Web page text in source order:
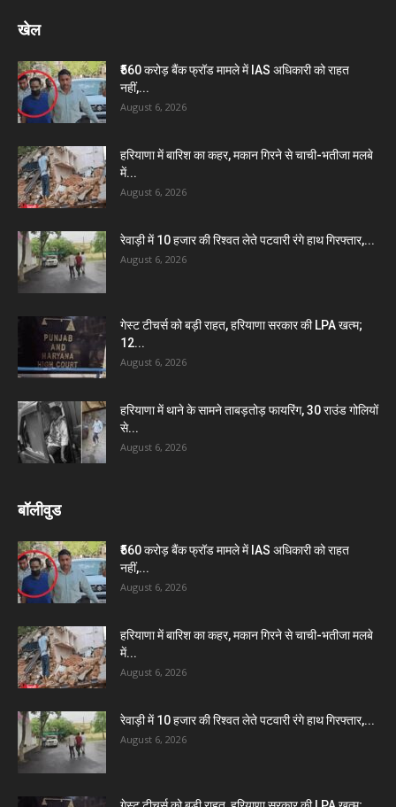
खेल
₹560 करोड़ बैंक फ्रॉड मामले में IAS अधिकारी को राहत
नहीं,...
August 6, 2026
हरियाणा में बारिश का कहर, मकान गिरने से चाची-भतीजा मलबे
में...
August 6, 2026
रेवाड़ी में 10 हजार की रिश्वत लेते पटवारी रंगे हाथ गिरफ्तार,...
August 6, 2026
गेस्ट टीचर्स को बड़ी राहत, हरियाणा सरकार की LPA खत्म;
12...
August 6, 2026
हरियाणा में थाने के सामने ताबड़तोड़ फायरिंग, 30 राउंड गोलियों
से...
August 6, 2026
बॉलीवुड
₹560 करोड़ बैंक फ्रॉड मामले में IAS अधिकारी को राहत
नहीं,...
August 6, 2026
हरियाणा में बारिश का कहर, मकान गिरने से चाची-भतीजा मलबे
में...
August 6, 2026
रेवाड़ी में 10 हजार की रिश्वत लेते पटवारी रंगे हाथ गिरफ्तार,...
August 6, 2026